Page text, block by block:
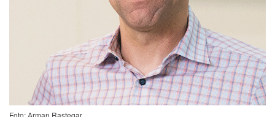
Foto: Arman Rastegar